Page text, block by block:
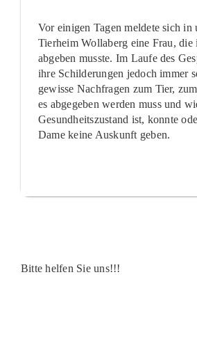
Vor einigen Tagen meldete sich in
Tierheim Wollaberg eine Frau, die
abgeben musste. Im Laufe des
ihre Schilderungen jedoch immer
gewisse Nachfragen zum Tier,
es abgegeben werden muss und
Gesundheitszustand ist, konnte
Dame keine Auskunft geben.
Bitte helfen Sie uns!!!